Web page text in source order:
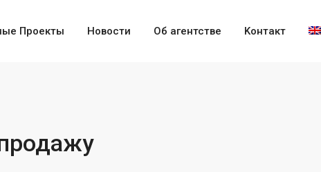
Проекты Новости Об агентстве Kонтакт